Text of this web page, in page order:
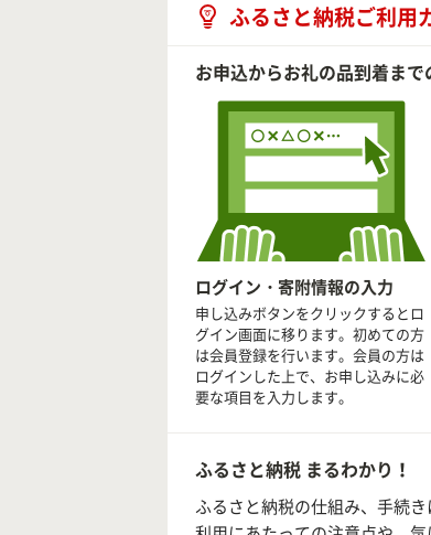
ふるさと納税ご利用
お申込からお礼の品到着まで
ログイン・寄附情報の入力
申し込みボタンをクリックするとロ
グイン画面に移ります。初めての方
は会員登録を行います。会員の方は
ログインした上で、お申し込みに必
要な項目を入力します。
ふるさと納税 まるわかり！
ふるさと納税の仕組み、手続